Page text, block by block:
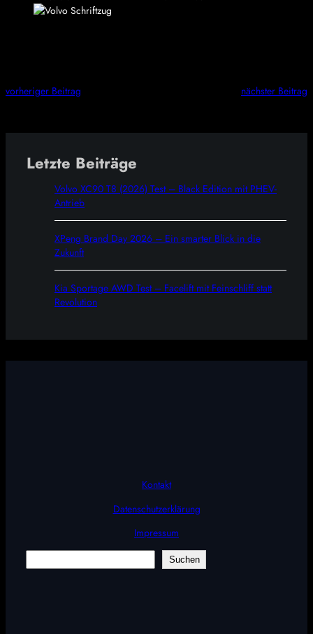
vorheriger Beitrag nächster Beitrag
Letzte Beiträge
Volvo XC90 T8 (2026) Test – Black Edition mit PHEV-
Antrieb
XPeng Brand Day 2026 – Ein smarter Blick in die
Zukunft
Kia Sportage AWD Test – Facelift mit Feinschliff statt
Revolution
Kontakt
Datenschutzerklärung
Impressum
Suchen